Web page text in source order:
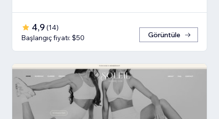
4,9 (14)
Başlangıç fiyatı: $50
Görüntüle